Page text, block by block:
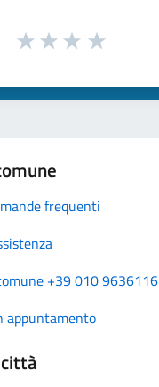
frequenti
+39 010 9636116
appuntamento